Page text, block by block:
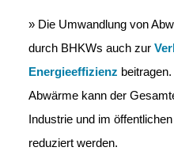
» Die Umwandlung von
durch BHKWs auch zur
Energieeffizienz
Abwärme kann der
Industrie und im
reduziert werden.